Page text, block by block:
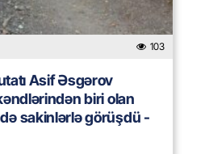
103
Asif Əsgərov
biri olan
sakinlərlə görüşdü -